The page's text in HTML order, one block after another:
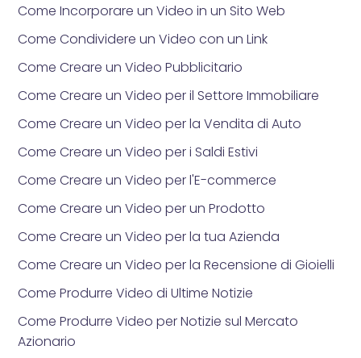
Come Incorporare un Video in un Sito Web
Come Condividere un Video con un Link
Come Creare un Video Pubblicitario
Come Creare un Video per il Settore Immobiliare
Come Creare un Video per la Vendita di Auto
Come Creare un Video per i Saldi Estivi
Come Creare un Video per l'E-commerce
Come Creare un Video per un Prodotto
Come Creare un Video per la tua Azienda
Come Creare un Video per la Recensione di Gioielli
Come Produrre Video di Ultime Notizie
Come Produrre Video per Notizie sul Mercato
Azionario